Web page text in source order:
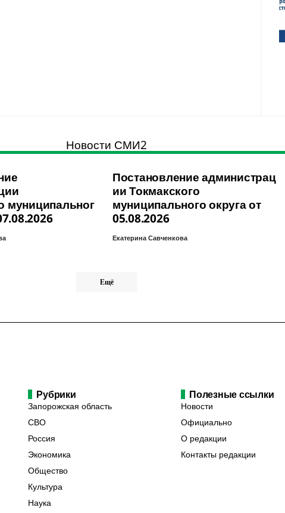
Новости СМИ2
муниципальног
Постановление администрац
ии Токмакского
муниципального округа от
05.08.2026
Екатерина Савченкова
Ещё
Рубрики
Запорожская область
СВО
Россия
Экономика
Общество
Культура
Наука
Полезные ссылки
Новости
Официально
О редакции
Контакты редакции